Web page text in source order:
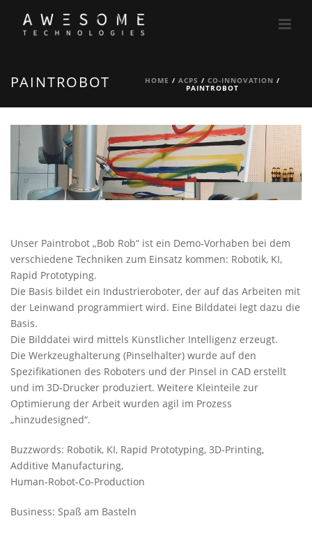
PAINTROBOT HOME / ACPS / CO-INNOVATION /
PAINTROBOT
Unser Paintrobot „Bob Rob“ ist ein Demo-Vorhaben bei dem
verschiedene Techniken zum Einsatz kommen: Robotik, KI,
Rapid Prototyping.
Die Basis bildet ein Industrieroboter, der auf das Arbeiten mit
der Leinwand programmiert wird. Eine Bilddatei legt dazu die
Basis.
Die Bilddatei wird mittels Künstlicher Intelligenz erzeugt.
Die Werkzeughalterung (Pinselhalter) wurde auf den
Spezifikationen des Roboters und der Pinsel in CAD erstellt
und im 3D-Drucker produziert. Weitere Kleinteile zur
Optimierung der Arbeit wurden agil im Prozess
„hinzudesigned“.
Buzzwords: Robotik, KI, Rapid Prototyping, 3D-Printing,
Additive Manufacturing,
Human-Robot-Co-Production
Business: Spaß am Basteln